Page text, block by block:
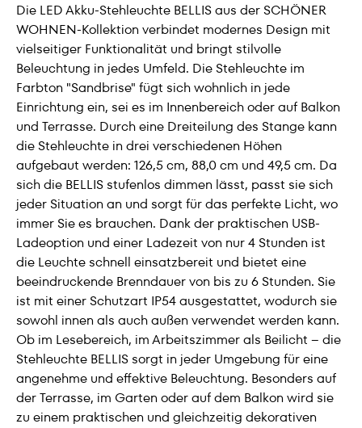
Die LED Akku-Stehleuchte BELLIS aus der SCHÖNER
WOHNEN-Kollektion verbindet modernes Design mit
vielseitiger Funktionalität und bringt stilvolle
Beleuchtung in jedes Umfeld. Die Stehleuchte im
Farbton "Sandbrise" fügt sich wohnlich in jede
Einrichtung ein, sei es im Innenbereich oder auf Balkon
und Terrasse. Durch eine Dreiteilung des Stange kann
die Stehleuchte in drei verschiedenen Höhen
aufgebaut werden: 126,5 cm, 88,0 cm und 49,5 cm. Da
sich die BELLIS stufenlos dimmen lässt, passt sie sich
jeder Situation an und sorgt für das perfekte Licht, wo
immer Sie es brauchen. Dank der praktischen USB-
Ladeoption und einer Ladezeit von nur 4 Stunden ist
die Leuchte schnell einsatzbereit und bietet eine
beeindruckende Brenndauer von bis zu 6 Stunden. Sie
ist mit einer Schutzart IP54 ausgestattet, wodurch sie
sowohl innen als auch außen verwendet werden kann.
Ob im Lesebereich, im Arbeitszimmer als Beilicht – die
Stehleuchte BELLIS sorgt in jeder Umgebung für eine
angenehme und effektive Beleuchtung. Besonders auf
der Terrasse, im Garten oder auf dem Balkon wird sie
zu einem praktischen und gleichzeitig dekorativen